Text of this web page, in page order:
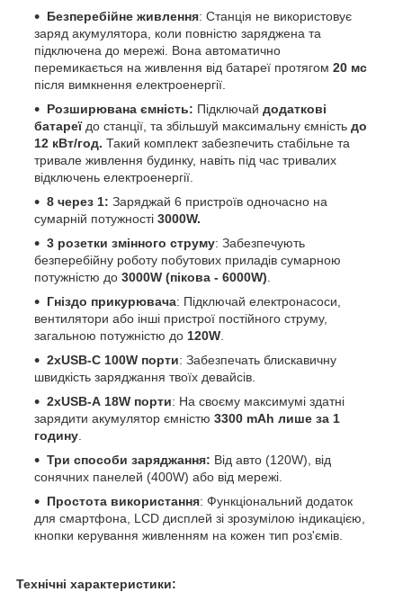
Безперебійне живлення: Станція не використовує
заряд акумулятора, коли повністю заряджена та
підключена до мережі. Вона автоматично
перемикається на живлення від батареї протягом 20 мс
після вимкнення електроенергії.
Розширювана ємність: Підключай додаткові
батареї до станції, та збільшуй максимальну ємність до
12 кВт/год. Такий комплект забезпечить стабільне та
тривале живлення будинку, навіть під час тривалих
відключень електроенергії.
8 через 1: Заряджай 6 пристроїв одночасно на
сумарній потужності 3000W.
3 розетки змінного струму: Забезпечують
безперебійну роботу побутових приладів сумарною
потужністю до 3000W (пікова - 6000W)
Гніздо прикурювача: Підключай електронасоси,
вентилятори або інші пристрої постійного струму,
загальною потужністю до 120W
2xUSB-C 100W порти: Забезпечать блискавичну
швидкість заряджання твоїх девайсів.
2xUSB-А 18W порти: На своєму максимумі здатні
зарядити акумулятор ємністю 3300 mAh лише за 1
годину
Три способи заряджання: Від авто (120W), від
сонячних панелей (400W) або від мережі.
Простота використання: Функціональний додаток
для смартфона, LCD дисплей зі зрозумілою індикацією,
кнопки керування живленням на кожен тип роз'ємів.
Технічні характеристики: